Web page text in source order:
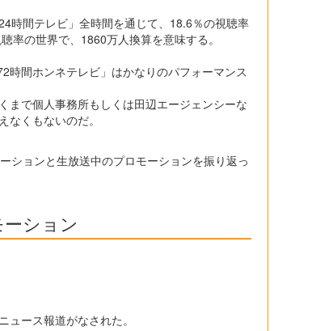
時間テレビ」全時間を通じて、18.6％の視聴率
率の世界で、1860万人換算を意味する。
間ホンネテレビ」はかなりのパフォーマンス
まで個人事務所もしくは田辺エージェンシーな
くもないのだ。
ションと生放送中のプロモーションを振り返っ
ション
ース報道がなされた。